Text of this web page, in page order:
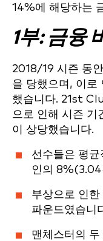
14%에 해당하는
1부: 금융
2018/19 시즌 동
을 당했으며, 이로
했습니다. 21st
으로 인해 시즌 기
이 상당했습니다.
선수들은 평균
인의 8%(3.04
부상으로 인
파운드였습니
맨체스터의